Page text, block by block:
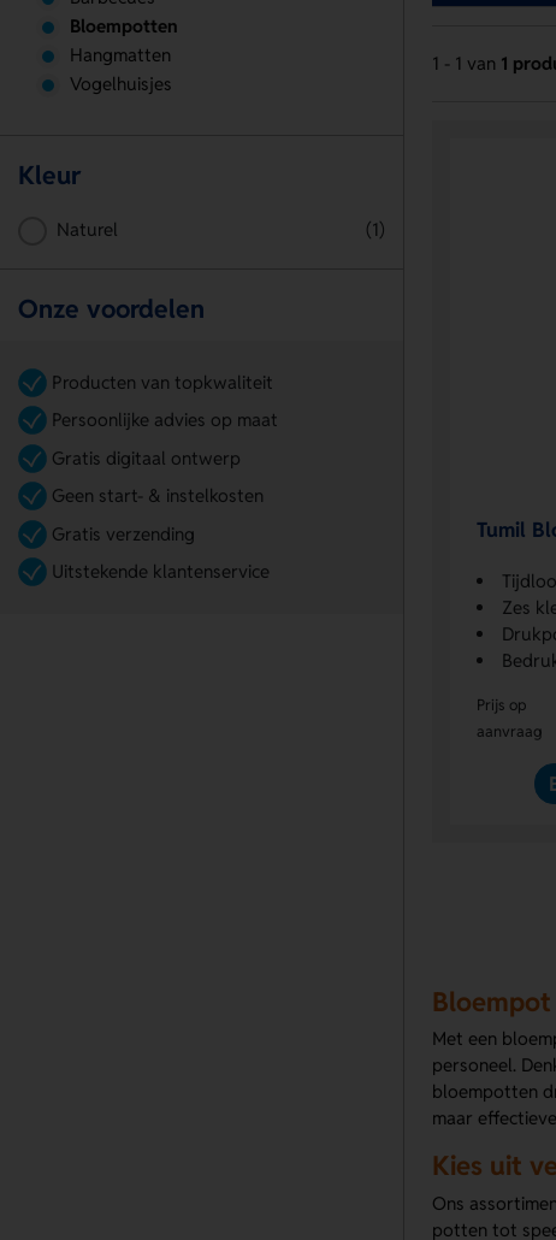
1 - 1 van 1
Tumil
Zes
Prijs op
aanvraag
Met een
personeel.
bloempotten
maar
Kies uit
Ons
potten tot
Bloempotten
Hangmatten
Vogelhuisjes
Kleur
Naturel (1)
Onze voordelen
Producten van topkwaliteit
Persoonlijke advies op maat
Gratis digitaal ontwerp
Geen start- & instelkosten
Gratis verzending
Uitstekende klantenservice